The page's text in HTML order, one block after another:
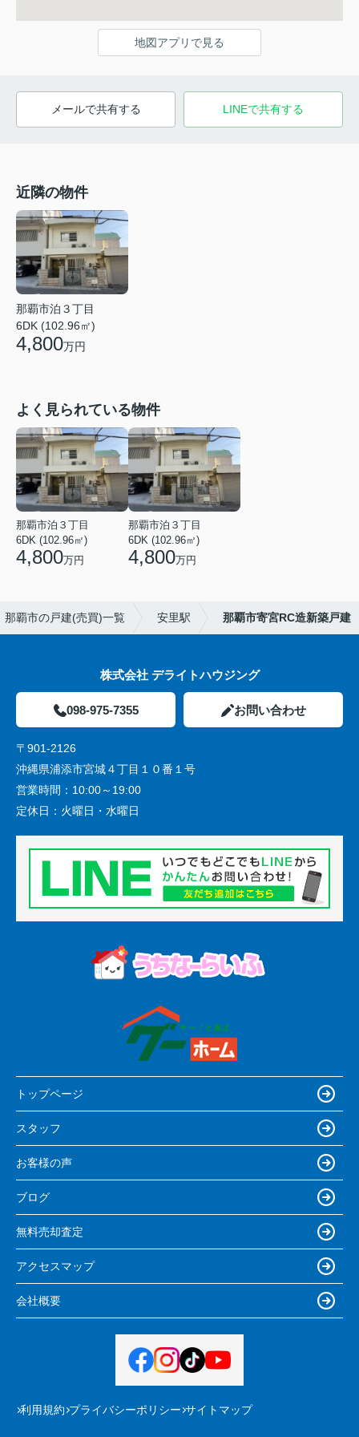
地図アプリで見る
メールで共有する LINEで共有する
近隣の物件
那覇市泊３丁目
6DK (102.96㎡)
4,800万円
よく見られている物件
那覇市泊３丁目
6DK (102.96㎡)
4,800万円
那覇市泊３丁目
6DK (102.96㎡)
4,800万円
那覇市の戸建(売買)一覧 安里駅 那覇市寄宮RC造新築戸建
株式会社 デライトハウジング
098-975-7355 お問い合わせ
〒901-2126
沖縄県浦添市宮城４丁目１０番１号
営業時間： 10:00～19:00
定休日： 火曜日・水曜日
トップページ
スタッフ
お客様の声
ブログ
無料売却査定
アクセスマップ
会社概要
利用規約 プライバシーポリシー サイトマップ